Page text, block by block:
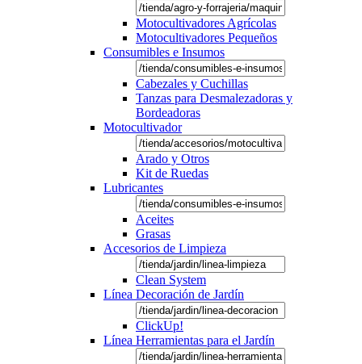
Motocultivadores Agrícolas
Motocultivadores Pequeños
Consumibles e Insumos
Cabezales y Cuchillas
Tanzas para Desmalezadoras y
Bordeadoras
Motocultivador
Arado y Otros
Kit de Ruedas
Lubricantes
Aceites
Grasas
Accesorios de Limpieza
Clean System
Línea Decoración de Jardín
ClickUp!
Línea Herramientas para el Jardín